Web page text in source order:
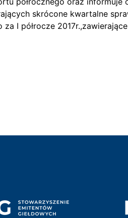
skrócone kwartalne
I półrocze 2017r.,zawierające